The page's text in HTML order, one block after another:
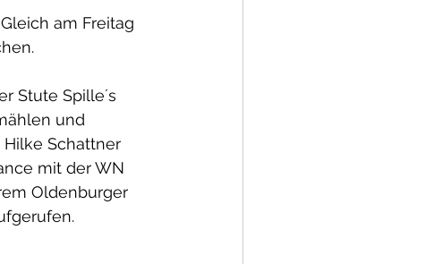
am Freitag
Stute Spille´s
und
Hilke Schattner
mit der WN
Oldenburger